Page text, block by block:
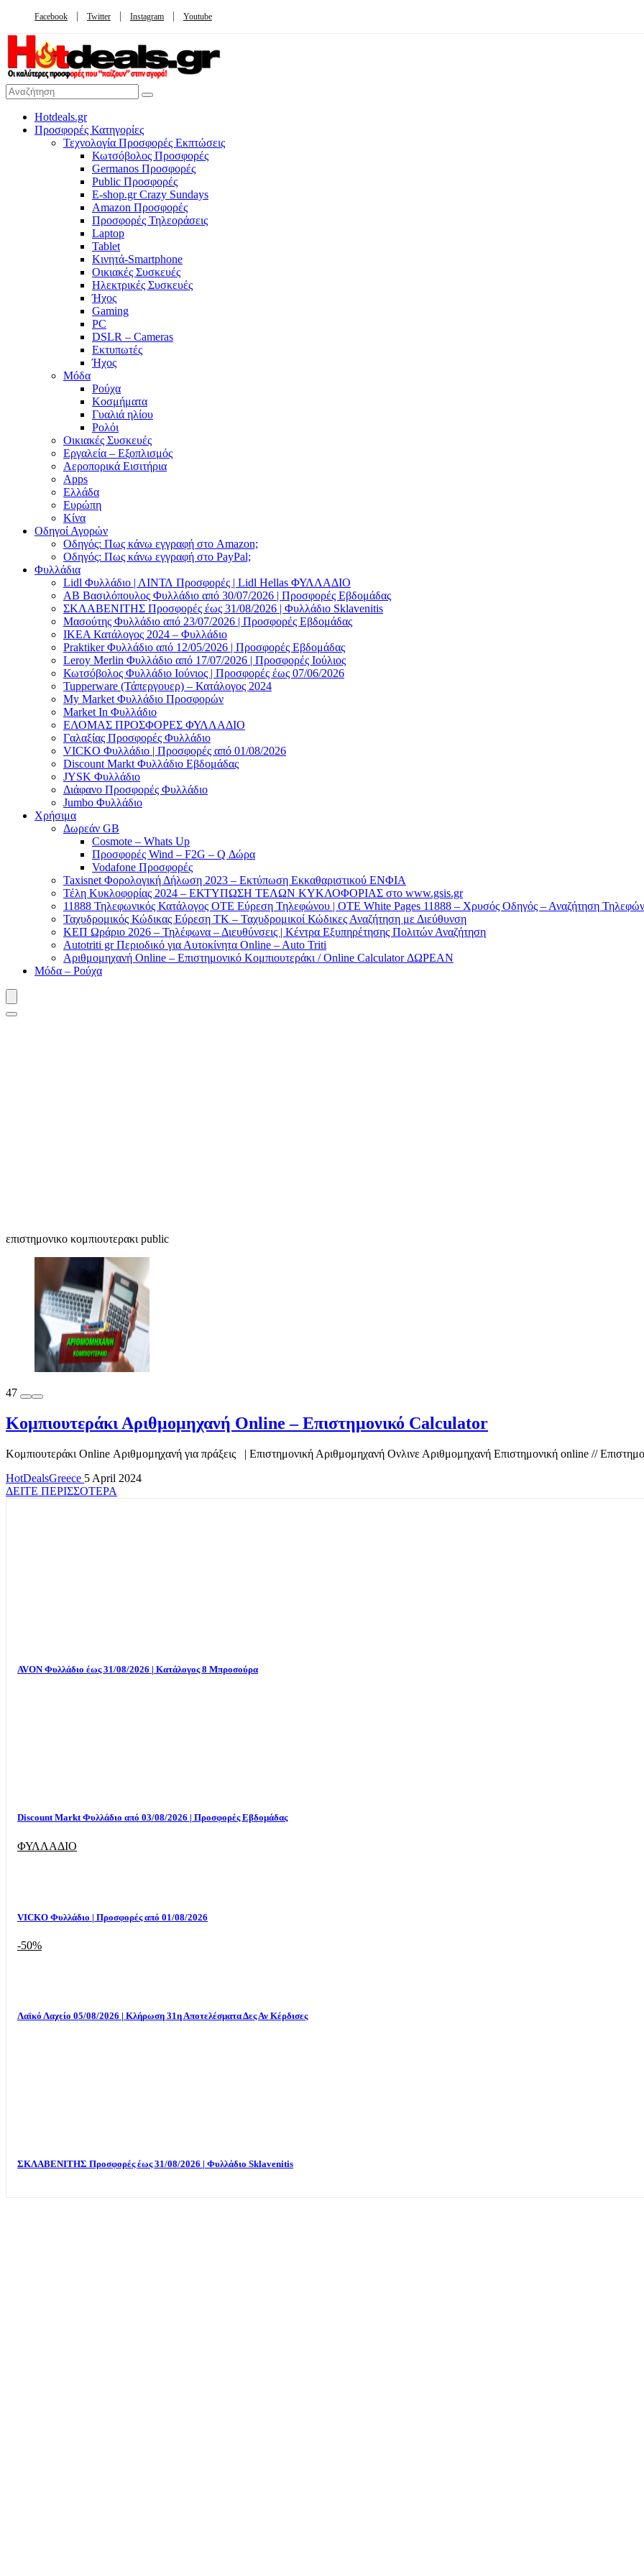
Facebook Twitter Instagram Youtube
Hotdeals.gr
Προσφορές Κατηγορίες
Τεχνολογία Προσφορές Εκπτώσεις
Κωτσόβολος Προσφορές
Germanos Προσφορές
Public Προσφορές
E-shop.gr Crazy Sundays
Amazon Προσφορές
Προσφορές Τηλεοράσεις
Laptop
Tablet
Κινητά-Smartphone
Οικιακές Συσκευές
Hλεκτρικές Συσκευές
Ήχος
Gaming
PC
DSLR – Cameras
Εκτυπωτές
Ήχος
Μόδα
Ρούχα
Κοσμήματα
Γυαλιά ηλίου
Ρολόι
Οικιακές Συσκευές
Εργαλεία – Εξοπλισμός
Αεροπορικά Εισιτήρια
Apps
Ελλάδα
Ευρώπη
Κίνα
Οδηγοί Αγορών
Οδηγός: Πως κάνω εγγραφή στο Amazon;
Οδηγός: Πως κάνω εγγραφή στο PayPal;
Φυλλάδια
Lidl Φυλλάδιο | ΛΙΝΤΛ Προσφορές | Lidl Hellas ΦΥΛΛΑΔΙΟ
AB Βασιλόπουλος Φυλλάδιο από 30/07/2026 | Προσφορές Εβδομάδας
ΣΚΛΑΒΕΝΙΤΗΣ Προσφορές έως 31/08/2026 | Φυλλάδιο Sklavenitis
Μασούτης Φυλλάδιο από 23/07/2026 | Προσφορές Εβδομάδας
ΙΚΕΑ Κατάλογος 2024 – Φυλλάδιο
Praktiker Φυλλάδιο από 12/05/2026 | Προσφορές Εβδομάδας
Leroy Merlin Φυλλάδιο από 17/07/2026 | Προσφορές Ιούλιος
Κωτσόβολος Φυλλάδιο Ιούνιος | Προσφορές έως 07/06/2026
Tupperware (Τάπεργουερ) – Κατάλογος 2024
My Market Φυλλάδιο Προσφορών
Market In Φυλλάδιο
ΕΛΟΜΑΣ ΠΡΟΣΦΟΡΕΣ ΦΥΛΛΑΔΙΟ
Γαλαξίας Προσφορές Φυλλάδιο
VICKO Φυλλάδιο | Προσφορές από 01/08/2026
Discount Markt Φυλλάδιο Εβδομάδας
JYSK Φυλλάδιο
Διάφανο Προσφορές Φυλλάδιο
Jumbo Φυλλάδιο
Χρήσιμα
Δωρεάν GB
Cosmote – Whats Up
Προσφορές Wind – F2G – Q Δώρα
Vodafone Προσφορές
Taxisnet Φορολογική Δήλωση 2023 – Εκτύπωση Εκκαθαριστικού EΝΦΙΑ
Τέλη Kυκλοφορίας 2024 – ΕΚΤΥΠΩΣΗ ΤΕΛΩΝ ΚΥΚΛΟΦΟΡΙΑΣ στο www.gsis.gr
11888 Τηλεφωνικός Κατάλογος ΟΤΕ Εύρεση Τηλεφώνου | OTE White Pages 11888 – Χρυσός Οδηγός – Αναζήτηση
Ταχυδρομικός Κώδικας Εύρεση ΤΚ – Ταχυδρομικοί Κώδικες Αναζήτηση με Διεύθυνση
ΚΕΠ Ωράριο 2026 – Τηλέφωνα – Διευθύνσεις | Κέντρα Εξυπηρέτησης Πολιτών Αναζήτηση
Autotriti gr Περιοδικό για Αυτοκίνητα Online – Auto Triti
Αριθμομηχανή Online – Επιστημονικό Κομπιουτεράκι / Online Calculator ΔΩΡΕΑΝ
Μόδα – Ρούχα
επιστημονικο κομπιουτερακι public
47
Κομπιουτεράκι Αριθμομηχανή Online – Επιστημονικό Calculator
Κομπιουτεράκι Online Αριθμομηχανή για πράξεις | Επιστημονική Αριθμομηχανή Ονλινε Αριθμομηχανή Επιστημονική online //
HotDealsGreece 5 April 2024
ΔΕΙΤΕ ΠΕΡΙΣΣΟΤΕΡΑ
AVON Φυλλάδιο έως 31/08/2026 | Κατάλογος 8 Μπροσούρα
Discount Markt Φυλλάδιο από 03/08/2026 | Προσφορές Εβδομάδας
ΦΥΛΛΑΔΙΟ
VICKO Φυλλάδιο | Προσφορές από 01/08/2026
-50%
Λαϊκό Λαχείο 05/08/2026 | Κλήρωση 31η Αποτελέσματα Δες Αν Κέρδισες
ΣΚΛΑΒΕΝΙΤΗΣ Προσφορές έως 31/08/2026 | Φυλλάδιο Sklavenitis